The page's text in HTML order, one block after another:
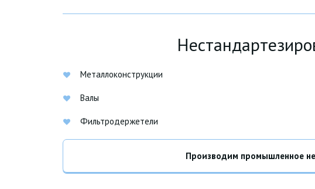
Металлоконструкции
Валы
Фильтродержетели
Производим промышленное